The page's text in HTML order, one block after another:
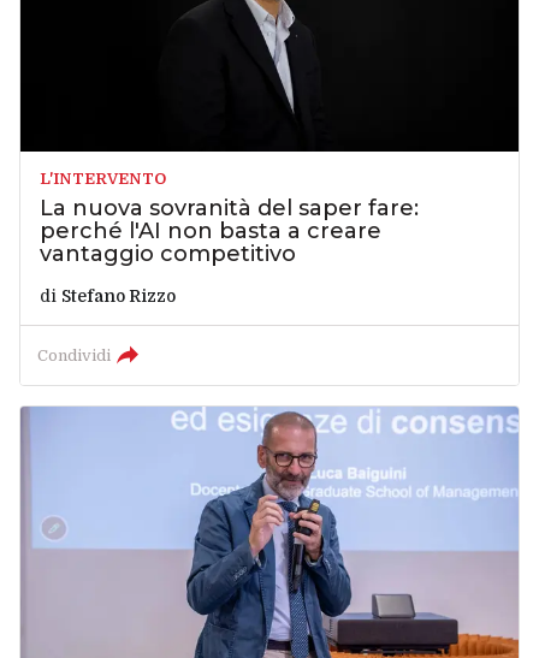
L'INTERVENTO
La nuova sovranità del saper fare:
perché l'AI non basta a creare
vantaggio competitivo
di Stefano Rizzo
Condividi